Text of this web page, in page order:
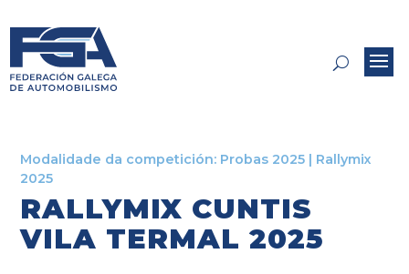
Modalidade da competición: Probas 2025 | Rallymix
2025
RALLYMIX CUNTIS
VILA TERMAL 2025